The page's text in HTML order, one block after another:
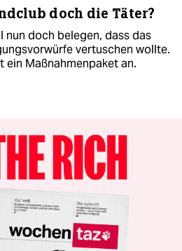
doch die Täter?
nun doch belegen, dass das
vertuschen wollte.
Maßnahmenpaket an.